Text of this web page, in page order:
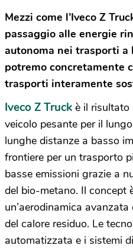
Mezzi come l’Iveco Z
passaggio alle energie
autonoma nei trasporti a
potremo concretamente
trasporti interamente
Iveco Z Truck è il risultato
veicolo pesante per il
lunghe distanze a basso
frontiere per un trasporto
basse emissioni grazie a
del bio-metano. Il concept
un’aerodinamica
del calore residuo. Le
automatizzata e i sistemi